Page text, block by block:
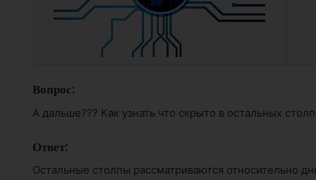
Вопрос:
А дальше??? Как узнать что скрыто в остальных
Ответ:
Остальные столпы рассматриваются относительно